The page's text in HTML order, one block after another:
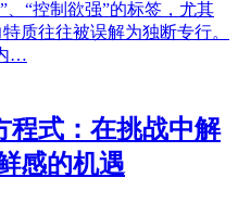
、“控制欲强”的标签，尤其
质往往被误解为独断专行。
…
程式：在挑战中解
感的机遇